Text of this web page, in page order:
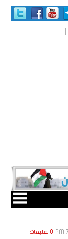
|
0 تعليقات